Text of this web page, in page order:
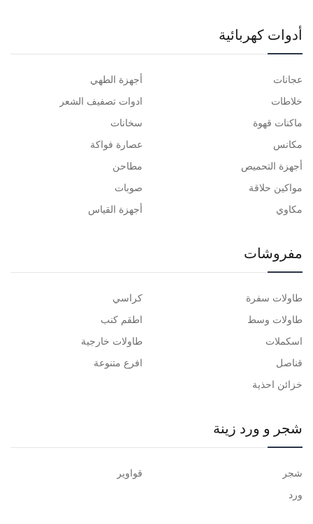
أدوات كهربائية
عجانات
خلاطات
ماكنات قهوة
مكانس
أجهزة التحميص
مواكين حلاقة
مكاوي
أجهزة الطهي
ادوات تصفيف الشعر
سخانات
عصارة فواكة
مطاحن
صوبات
أجهزة القياس
مفروشات
طاولات سفرة
طاولات وسط
اسكملات
قناصل
خزائن احذية
كراسي
اطقم كنب
طاولات خارجية
افرع متنوعة
شجر و ورد زينة
شجر
ورد
قواوير